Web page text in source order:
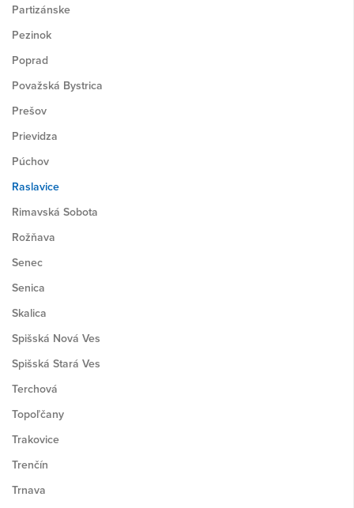
Partizánske
Pezinok
Poprad
Považská Bystrica
Prešov
Prievidza
Púchov
Raslavice
Rimavská Sobota
Rožňava
Senec
Senica
Skalica
Spišská Nová Ves
Spišská Stará Ves
Terchová
Topoľčany
Trakovice
Trenčín
Trnava